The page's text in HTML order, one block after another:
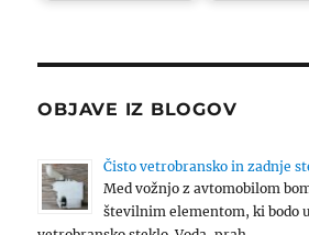
OBJAVE IZ BLOGOV
Čisto vetrobransko in zadnje
Med vožnjo z avtomobilom
številnim elementom, ki bodo